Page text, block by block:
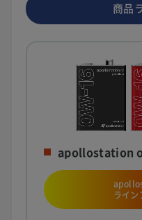
商品
apollostation
ライン